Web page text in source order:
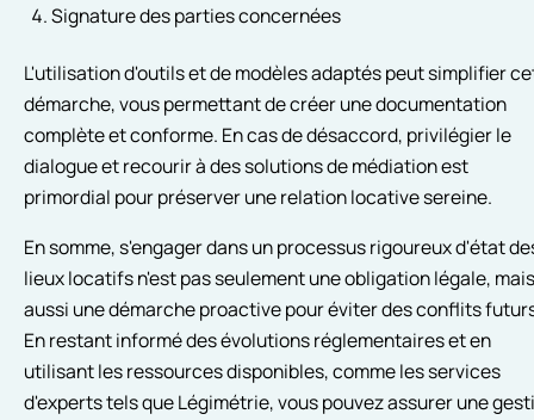
Signature des parties concernées
L'utilisation d'outils et de modèles adaptés peut simplifier
démarche, vous permettant de créer une documentation
complète et conforme. En cas de désaccord, privilégier le
dialogue et recourir à des solutions de médiation est
primordial pour préserver une relation locative sereine.
En somme, s'engager dans un processus rigoureux d'état
lieux locatifs n'est pas seulement une obligation légale, mais
aussi une démarche proactive pour éviter des conflits
En restant informé des évolutions réglementaires et en
utilisant les ressources disponibles, comme les services
d'experts tels que Légimétrie, vous pouvez assurer une